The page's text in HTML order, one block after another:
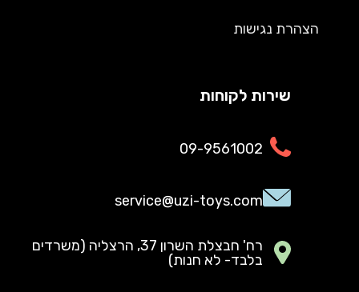
הצהרת נגישות
שירות לקוחות
09-9561002
service@uzi-toys.com
רח' חבצלת השרון 37, הרצליה (משרדים
בלבד- לא חנות)